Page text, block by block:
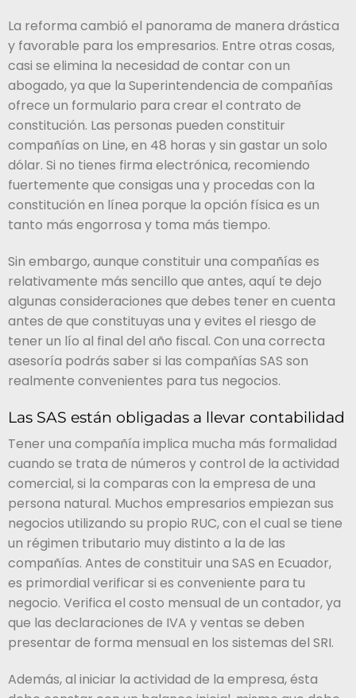
La reforma cambió el panorama de manera drástica
y favorable para los empresarios. Entre otras cosas,
casi se elimina la necesidad de contar con un
abogado, ya que la Superintendencia de compañías
ofrece un formulario para crear el contrato de
constitución. Las personas pueden constituir
compañías on Line, en 48 horas y sin gastar un solo
dólar. Si no tienes firma electrónica, recomiendo
fuertemente que consigas una y procedas con la
constitución en línea porque la opción física es un
tanto más engorrosa y toma más tiempo.
Sin embargo, aunque constituir una compañías es
relativamente más sencillo que antes, aquí te dejo
algunas consideraciones que debes tener en cuenta
antes de que constituyas una y evites el riesgo de
tener un lío al final del año fiscal. Con una correcta
asesoría podrás saber si las compañías SAS son
realmente convenientes para tus negocios.
Las SAS están obligadas a llevar contabilidad
Tener una compañía implica mucha más formalidad
cuando se trata de números y control de la actividad
comercial, si la comparas con la empresa de una
persona natural. Muchos empresarios empiezan sus
negocios utilizando su propio RUC, con el cual se tiene
un régimen tributario muy distinto a la de las
compañías. Antes de constituir una SAS en Ecuador,
es primordial verificar si es conveniente para tu
negocio. Verifica el costo mensual de un contador, ya
que las declaraciones de IVA y ventas se deben
presentar de forma mensual en los sistemas del SRI.
Además, al iniciar la actividad de la empresa, ésta